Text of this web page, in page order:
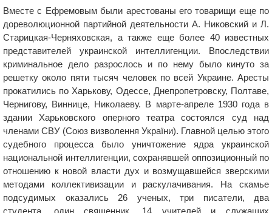
Вместе с Ефремовым были арестованы его товарищи еще по
дореволюционной партийной деятельности А. Никовский и Л.
Старицкая-Черняховская, а также еще более 40 известных
представителей украинской интеллигенции. Впоследствии
криминальное дело разрослось и по нему было кинуто за
решетку около пяти тысяч человек по всей Украине. Аресты
прокатились по Харькову, Одессе, Днепропетровску, Полтаве,
Чернигову, Виннице, Николаеву. В марте-апреле 1930 года в
здании Харьковского оперного театра состоялся суд над
членами СВУ (Союз визволення України). Главной целью этого
судебного процесса было уничтожение ядра украинской
национальной интеллигенции, сохранявшей оппозиционный по
отношению к новой власти дух и возмущавшейся зверскими
методами коллективизации и раскулачивания. На скамье
подсудимых оказались 26 ученых, три писатели, два